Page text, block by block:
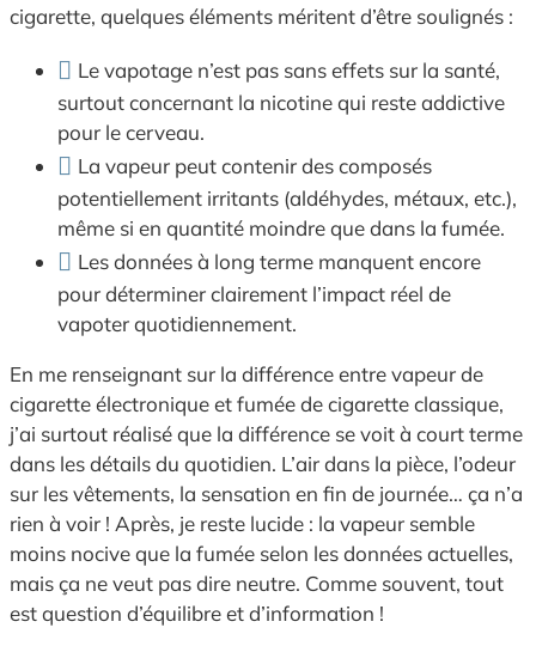
cigarette, quelques éléments méritent d’être soulignés :
Le vapotage n’est pas sans effets sur la santé,
surtout concernant la nicotine qui reste addictive
pour le cerveau.
La vapeur peut contenir des composés
potentiellement irritants (aldéhydes, métaux, etc.),
même si en quantité moindre que dans la fumée.
Les données à long terme manquent encore
pour déterminer clairement l’impact réel de
vapoter quotidiennement.
En me renseignant sur la différence entre vapeur de
cigarette électronique et fumée de cigarette classique,
j’ai surtout réalisé que la différence se voit à court terme
dans les détails du quotidien. L’air dans la pièce, l’odeur
sur les vêtements, la sensation en fin de journée… ça n’a
rien à voir ! Après, je reste lucide : la vapeur semble
moins nocive que la fumée selon les données actuelles,
mais ça ne veut pas dire neutre. Comme souvent, tout
est question d’équilibre et d’information !